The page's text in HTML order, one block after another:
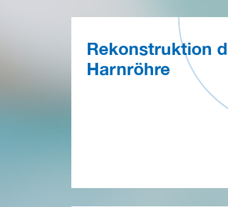
Rekonstruktion
Harnröhre